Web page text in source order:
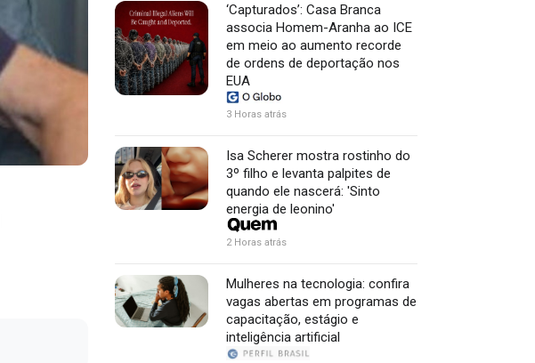
‘Capturados’: Casa Branca
associa Homem-Aranha ao ICE
em meio ao aumento recorde
de ordens de deportação nos
EUA
3 Horas atrás
Isa Scherer mostra rostinho do
3º filho e levanta palpites de
quando ele nascerá: 'Sinto
energia de leonino'
2 Horas atrás
Mulheres na tecnologia: confira
vagas abertas em programas de
capacitação, estágio e
inteligência artificial